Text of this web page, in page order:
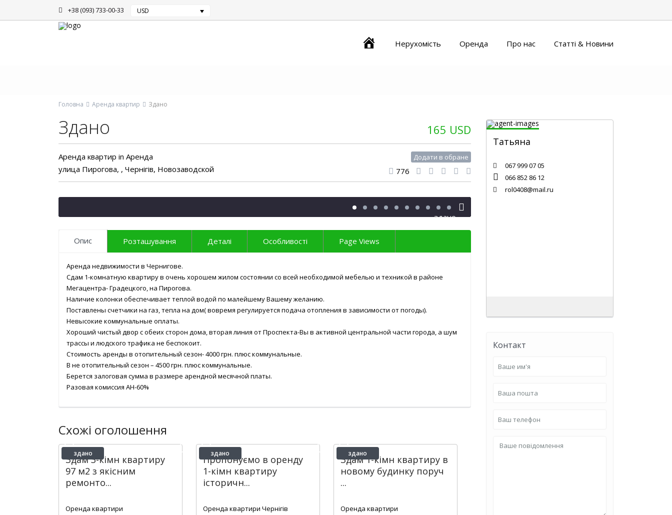
+38 (093) 733-00-33 USD
ГлавнаяНерухомість Оренда Про нас Статті & Новини
Головна Аренда квартир Здано
Здано 165 USD
Аренда квартир in Аренда
улица Пирогова, , Чернігів, Новозаводской
Додати в обране
776
здано
Опис Розташування Деталі Особливості Page Views
Аренда недвижимости в Чернигове.
Сдам 1-комнатную квартиру в очень хорошем жилом состоянии со всей необходимой мебелью и техникой в районе
Мегацентра- Градецкого, на Пирогова.
Наличие колонки обеспечивает теплой водой по малейшему Вашему желанию.
Поставлены счетчики на газ, тепла на дом( вовремя регулируется подача отопления в зависимости от погоды).
Невысокие коммунальные оплаты.
Хороший чистый двор с обеих сторон дома, вторая линия от Проспекта-Вы в активной центральной части города, а шум
трассы и людского трафика не беспокоит.
Стоимость аренды в отопительный сезон- 4000 грн. плюс коммунальные.
В не отопительный сезон – 4500 грн. плюс коммунальные.
Берется залоговая сумма в размере арендной месячной платы.
Разовая комиссия АН-60%
Схожі оголошення
здано
Здам 3-кімн квартиру
97 м2 з якісним
ремонто...
Оренда квартири
здано
Пропонуємо в оренду
1-кімн квартиру
історичн...
Оренда квартири Чернігів
здано
Здам 1-кімн квартиру в
новому будинку поруч
...
Оренда квартири
Татьяна
067 999 07 05
066 852 86 12
rol0408@mail.ru
Контакт